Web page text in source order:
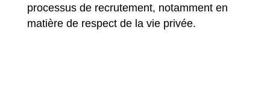
processus de recrutement, notamment en
matière de respect de la vie privée.